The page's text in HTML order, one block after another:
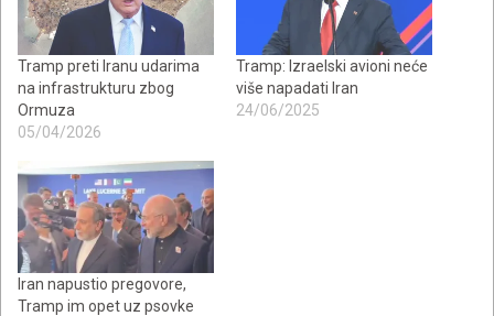
Tramp preti Iranu udarima
na infrastrukturu zbog
Ormuza
05/04/2026
Tramp: Izraelski avioni neće
više napadati Iran
24/06/2025
Iran napustio pregovore,
Tramp im opet uz psovke